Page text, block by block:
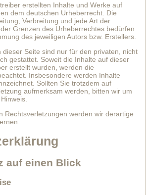
erstellten Inhalte und Werke auf
dem deutschen Urheberrecht. Die
Verbreitung und jede Art der
Grenzen des Urheberrechtes bedürfen
des jeweiligen Autors bzw. Erstellers.
dieser Seite sind nur für den privaten, nicht
gestattet. Soweit die Inhalte auf dieser
erstellt wurden, werden die
Insbesondere werden Inhalte
Sollten Sie trotzdem auf
aufmerksam werden, bitten wir um
Rechtsverletzungen werden wir derartige
auf einen Blick